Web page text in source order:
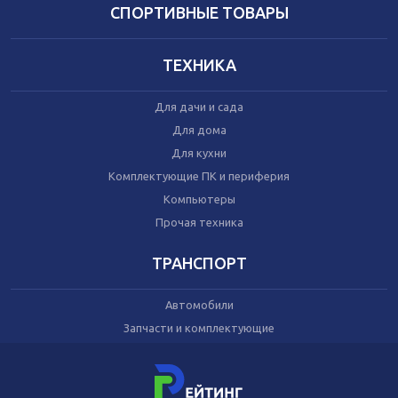
Бытовая химия
Праздник
Влажный корм для кошек
Влажный корм для собак
СПОРТИВНЫЕ ТОВАРЫ
ТЕХНИКА
Для дачи и сада
Для дома
Для кухни
Комплектующие ПК и периферия
Компьютеры
Прочая техника
ТРАНСПОРТ
Автомобили
Запчасти и комплектующие